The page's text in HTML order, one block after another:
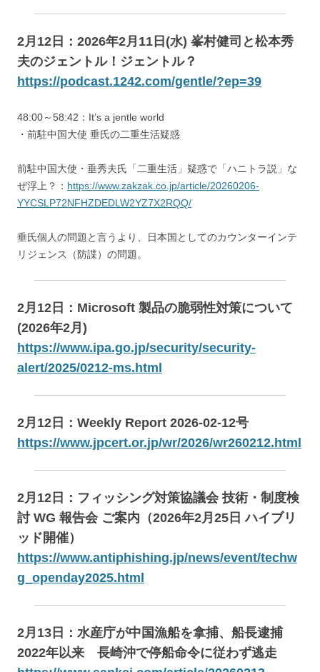
2月12日：2026年2月11日(水) 峯村健司と松本秀
夫のジェントル！ジェントル？
https://podcast.1242.com/gentle/?ep=39
48:00～58:42：It’s a jentle world
・前駐中国大使 垂氏の二重生活疑惑
前駐中国大使・垂秀夫氏「二重生活」疑惑で「ハニトラ説」な
ぜ浮上？： https://www.zakzak.co.jp/article/20260206-
YYCSLP72NFHZDEDLW2YZ7X2RQQ/
垂氏個人の問題と言うより、日本国としてのカウンターインテ
リジェンス（防諜）の問題。
2月12日：Microsoft 製品の脆弱性対策について
(2026年2月)
https://www.ipa.go.jp/security/security-
alert/2025/0212-ms.html
2月12日：Weekly Report 2026-02-12号
https://www.jpcert.or.jp/wr/2026/wr260212.html
2月12日：フィッシング対策協議会 技術・制度検
討 WG 報告会 ご案内（2026年2月25日 ハイブリ
ッド開催）
https://www.antiphishing.jp/news/event/techw
g_openday2025.html
2月13日：水産庁が中国漁船を拿捕、船長逮捕
2022年以来 長崎沖で停船命令に従わず逃走